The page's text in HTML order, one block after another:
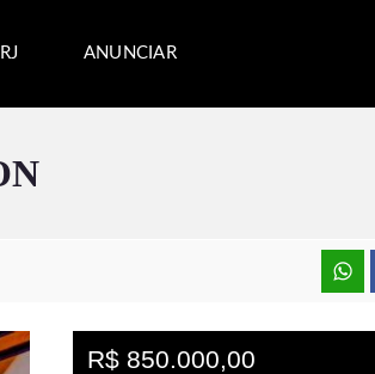
ANUNCIAR
R$ 850.000,00